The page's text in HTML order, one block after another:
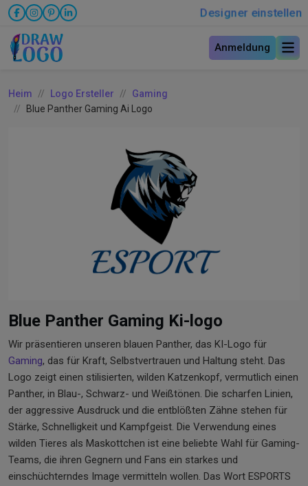
Designer einstellen
Anmeldung
Heim Logo Ersteller
Gaming
Blue Panther Gaming Ai Logo
Blue Panther Gaming Ki-logo
Wir präsentieren unseren blauen Panther, das KI-Logo für
Gaming, das für Kraft, Selbstvertrauen und Haltung steht. Das
Logo zeigt einen stilisierten, wilden Katzenkopf, vermutlich einen
Panther, in Blau-, Schwarz- und Weißtönen. Die scharfen Linien,
der aggressive Ausdruck und die entblößten Zähne stehen für
Stärke, Schnelligkeit und Kampfgeist. Die Verwendung eines
wilden Tieres als Maskottchen ist eine beliebte Wahl für Gaming-
Teams, die ihren Gegnern und Fans ein starkes und
einschüchterndes Image vermitteln wollen. Das Wort ESPORTS